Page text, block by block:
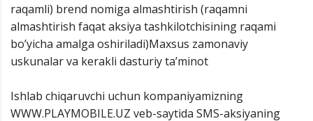
raqamli) brend nomiga almashtirish (raqamni
almashtirish faqat aksiya tashkilotchisining raqami
bo’yicha amalga oshiriladi)Maxsus zamonaviy
uskunalar va kerakli dasturiy ta’minot
Ishlab chiqaruvchi uchun kompaniyamizning
WWW.PLAYMOBILE.UZ veb-saytida SMS-aksiyaning